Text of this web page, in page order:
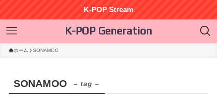
K-POP Stream
K-POP Generation
ホーム SONAMOO
SONAMOO – tag –